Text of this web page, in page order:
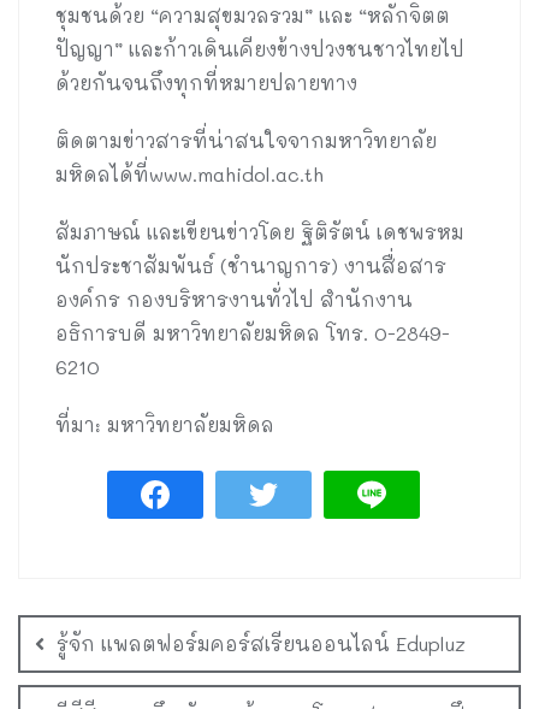
ชุมชนด้วย “ความสุขมวลรวม” และ “หลักจิตต
ปัญญา” และก้าวเดินเคียงข้างปวงชนชาวไทยไป
ด้วยกันจนถึงทุกที่หมายปลายทาง
ติดตามข่าวสารที่น่าสนใจจากมหาวิทยาลัย
มหิดลได้ที่www.mahidol.ac.th
สัมภาษณ์ และเขียนข่าวโดย ฐิติรัตน์ เดชพรหม
นักประชาสัมพันธ์ (ชำนาญการ) งานสื่อสาร
องค์กร กองบริหารงานทั่วไป สำนักงาน
อธิการบดี มหาวิทยาลัยมหิดล โทร. 0-2849-
6210
ที่มา: มหาวิทยาลัยมหิดล
รู้จัก แพลตฟอร์มคอร์สเรียนออนไลน์ Edupluz